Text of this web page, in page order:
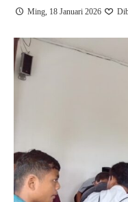
Guru Berbagi
Info Gtk
Ming, 18 Januari 2026